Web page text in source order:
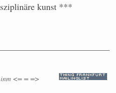
kunst ***
inm <= = =>